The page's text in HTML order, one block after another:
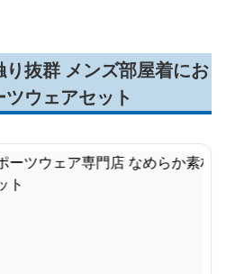
抜群 メンズ部屋着にお
ウェアセット